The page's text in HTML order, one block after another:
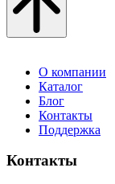
О компании
Каталог
Блог
Контакты
Поддержка
Контакты